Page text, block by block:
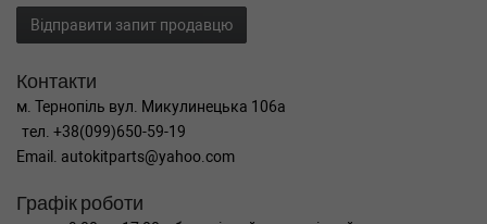
Відправити запит продавцю
Контакти
м. Тернопіль вул. Микулинецька 106а
тел. +38(099)650-59-19
Email. autokitparts@yahoo.com
Графік роботи